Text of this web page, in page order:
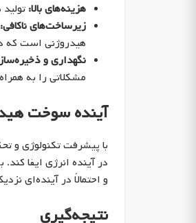
هزینه‌های بالا:
زیرساخت‌های ناکافی:
هیدروژنی است که
نگهداری و
مشکلاتی را به
آینده سوخت
با پیشرفت تکنولوژی و
در آینده انرژی ایفا
و احتمالاً در آینده‌ای
نتیجه‌گیری